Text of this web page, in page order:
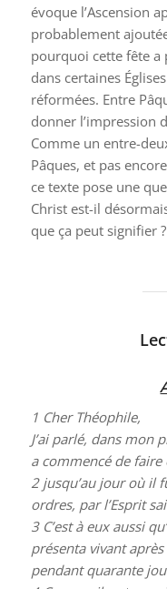
évoque l’Ascension
probablement
pourquoi cette fête a
dans certaines
réformées. Entre
donner l’impression
Comme un entre-
Pâques, et pas
ce texte pose une
Christ est-il
que ça peut signifier ?
1 Cher Théophile,
J’ai parlé, dans mon
a commencé de faire
2jusqu’au jour où il
ordres, par l’Esprit
3C’est à eux aussi
présenta vivant
pendant quarante